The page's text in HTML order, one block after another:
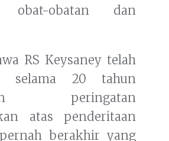
obat-obatan dan
RS Keysaney telah
selama 20 tahun
peringatan
atas penderitaan
berakhir yang